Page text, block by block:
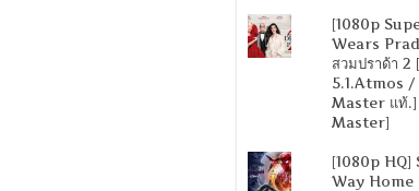
[1080p
Wears
สวมปราด้า 2
5.1.Atmos /
Master แท้.]
Master]
[1080p
Way Home